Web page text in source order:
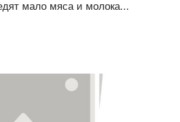
мало мяса и молока...